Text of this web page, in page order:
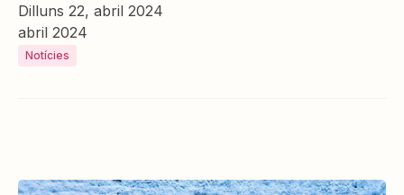
Dilluns 22, abril 2024
abril 2024
Notícies